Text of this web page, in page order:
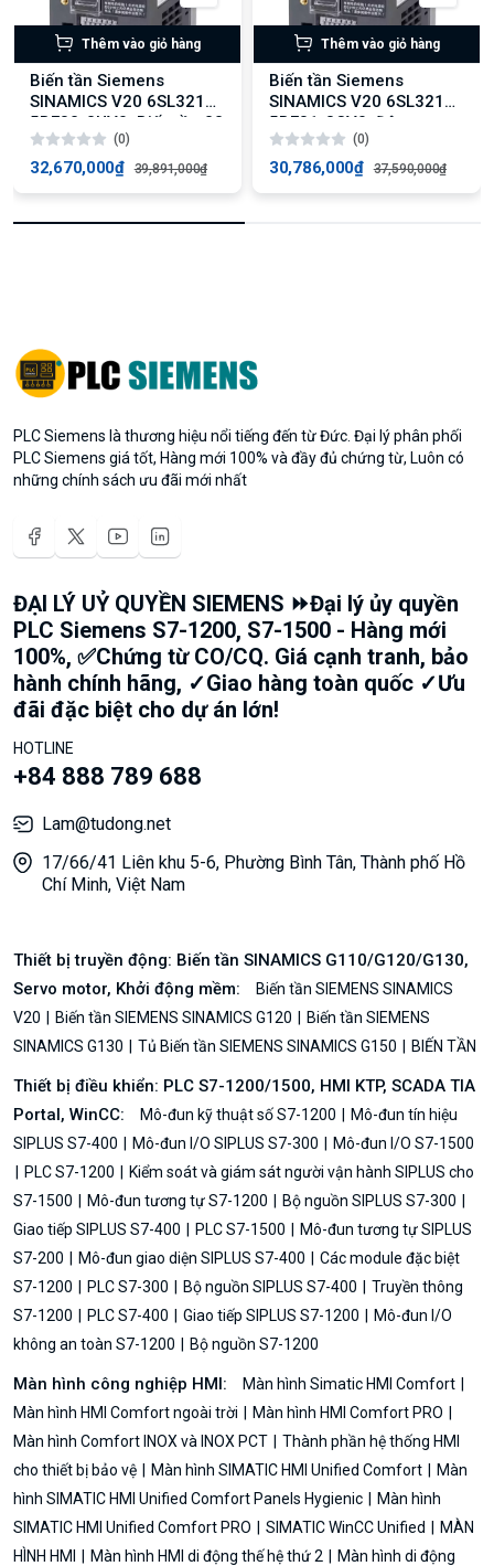
Thêm vào giỏ hàng
Biến tần Siemens
SINAMICS V20 6SL3210-
5BE32-2UV0: Biến tần 22
kW, Tải quá 150%
(0)
32,670,000₫ 39,891,000₫
Thêm vào giỏ hàng
Biến tần Siemens
SINAMICS V20 6SL3210-
5BE31-8CV0: Động cơ
18.5 kW, Tải quá 150%
(0)
30,786,000₫ 37,590,000₫
PLC Siemens là thương hiệu nổi tiếng đến từ Đức. Đại lý phân phối
PLC Siemens giá tốt, Hàng mới 100% và đầy đủ chứng từ, Luôn có
những chính sách ưu đãi mới nhất
ĐẠI LÝ UỶ QUYỀN SIEMENS ⏩Đại lý ủy quyền
PLC Siemens S7-1200, S7-1500 - Hàng mới
100%, ✅Chứng từ CO/CQ. Giá cạnh tranh, bảo
hành chính hãng, ✓Giao hàng toàn quốc ✓Ưu
đãi đặc biệt cho dự án lớn!
HOTLINE
+84 888 789 688
Lam@tudong.net
17/66/41 Liên khu 5-6, Phường Bình Tân, Thành phố Hồ
Chí Minh, Việt Nam
Thiết bị truyền động: Biến tần SINAMICS G110/G120/G130,
Servo motor, Khởi động mềm:
Biến tần SIEMENS SINAMICS
V20
Biến tần SIEMENS SINAMICS G120
Biến tần SIEMENS
SINAMICS G130
Tủ Biến tần SIEMENS SINAMICS G150 BIẾN TẦN
Thiết bị điều khiển: PLC S7-1200/1500, HMI KTP, SCADA TIA
Portal, WinCC:
Mô-đun kỹ thuật số S7-1200
Mô-đun tín hiệu
SIPLUS S7-400
Mô-đun I/O SIPLUS S7-300
Mô-đun I/O S7-1500
PLC S7-1200
Kiểm soát và giám sát người vận hành SIPLUS cho
S7-1500
Mô-đun tương tự S7-1200
Bộ nguồn SIPLUS S7-300
Giao tiếp SIPLUS S7-400
PLC S7-1500
Mô-đun tương tự SIPLUS
S7-200
Mô-đun giao diện SIPLUS S7-400
Các module đặc biệt
S7-1200
PLC S7-300 Bộ nguồn SIPLUS S7-400
Truyền thông
S7-1200
PLC S7-400 Giao tiếp SIPLUS S7-1200
Mô-đun I/O
không an toàn S7-1200
Bộ nguồn S7-1200
Màn hình công nghiệp HMI:
Màn hình Simatic HMI Comfort
Màn hình HMI Comfort ngoài trời
Màn hình HMI Comfort PRO
Màn hình Comfort INOX và INOX PCT
Thành phần hệ thống HMI
cho thiết bị bảo vệ
Màn hình SIMATIC HMI Unified Comfort
Màn
hình SIMATIC HMI Unified Comfort Panels Hygienic
Màn hình
SIMATIC HMI Unified Comfort PRO
SIMATIC WinCC Unified
MÀN
HÌNH HMI
Màn hình HMI di động thế hệ thứ 2
Màn hình di động